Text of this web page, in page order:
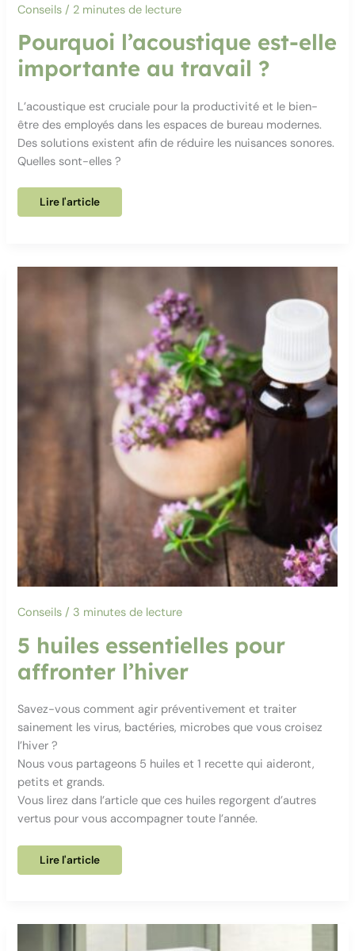
Conseils / 2 minutes de lecture
Pourquoi l’acoustique est-elle
importante au travail ?
L’acoustique est cruciale pour la productivité et le bien-
être des employés dans les espaces de bureau modernes.
Des solutions existent afin de réduire les nuisances sonores.
Quelles sont-elles ?
Pourquoi
Lire l'article
Conseils / 3 minutes de lecture
5 huiles essentielles pour
affronter l’hiver
Savez-vous comment agir préventivement et traiter
sainement les virus, bactéries, microbes que vous croisez
l’hiver ?
Nous vous partageons 5 huiles et 1 recette qui aideront,
petits et grands.
Vous lirez dans l’article que ces huiles regorgent d’autres
vertus pour vous accompagner toute l’année.
5
essentielles
Lire l'article